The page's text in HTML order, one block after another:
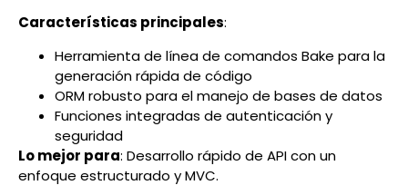
Características principales:
Herramienta de línea de comandos Bake para la
generación rápida de código
ORM robusto para el manejo de bases de datos
Funciones integradas de autenticación y
seguridad
Lo mejor para: Desarrollo rápido de API con un
enfoque estructurado y MVC.